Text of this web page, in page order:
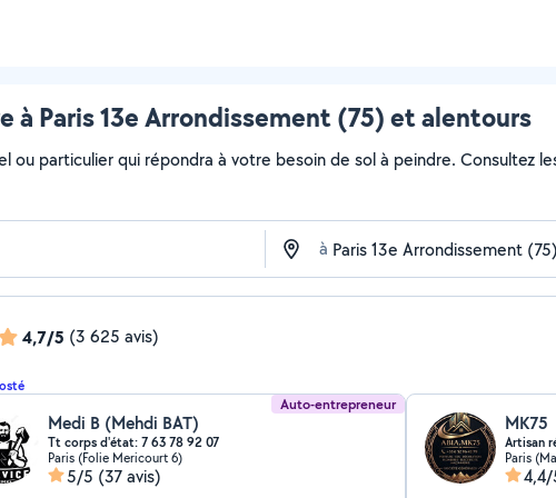
à Paris 13e Arrondissement (75) et alentours
ou particulier qui répondra à votre besoin de sol à peindre. Consultez
à
4,7/5 (3 625 avis)
Auto-entrepreneur
Medi B (Mehdi BAT)
Tt corps d'état: 7 63 78 92 07
Paris (Folie Mericourt 6)
5/5 (37 avis)
MK75
Artisan
Paris
4,4/